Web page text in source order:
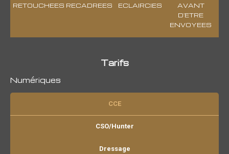
RETOUCHEES RECADREES ECLAIRCIES
AVANT
D'ETRE
ENVOYEES
Tarifs
Numériques
CCE
CSO/Hunter
Dressage